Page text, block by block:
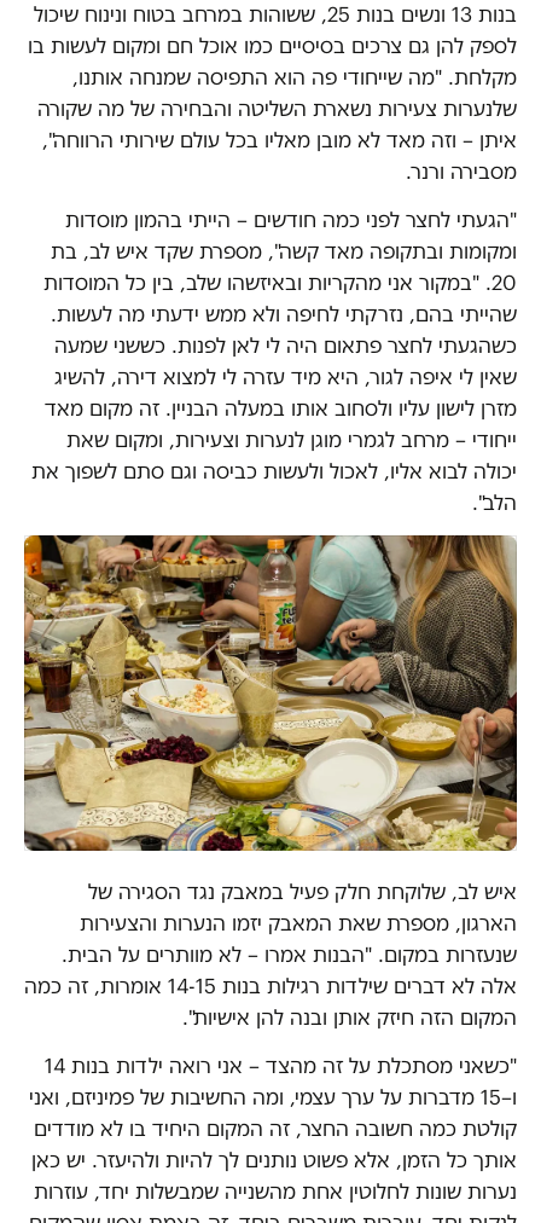
בנות 13 ונשים בנות 25, ששוהות במרחב בטוח ונינוח שיכול
לספק להן גם צרכים בסיסיים כמו אוכל חם ומקום לעשות בו
מקלחת. "מה שייחודי פה הוא התפיסה שמנחה אותנו,
שלנערות צעירות נשארת השליטה והבחירה של מה שקורה
איתן – וזה מאד לא מובן מאליו בכל עולם שירותי הרווחה",
מסבירה ורנר.
"הגעתי לחצר לפני כמה חודשים – הייתי בהמון מוסדות
ומקומות ובתקופה מאד קשה", מספרת שקד איש לב, בת
20. "במקור אני מהקריות ובאיזשהו שלב, בין כל המוסדות
שהייתי בהם, נזרקתי לחיפה ולא ממש ידעתי מה לעשות.
כשהגעתי לחצר פתאום היה לי לאן לפנות. כששני שמעה
שאין לי איפה לגור, היא מיד עזרה לי למצוא דירה, להשיג
מזרן לישון עליו ולסחוב אותו במעלה הבניין. זה מקום מאד
ייחודי – מרחב לגמרי מוגן לנערות וצעירות, ומקום שאת
יכולה לבוא אליו, לאכול ולעשות כביסה וגם סתם לשפוך את
הלב".
איש לב, שלוקחת חלק פעיל במאבק נגד הסגירה של
הארגון, מספרת שאת המאבק יזמו הנערות והצעירות
שנעזרות במקום. "הבנות אמרו – לא מוותרים על הבית.
אלה לא דברים שילדות רגילות בנות 14-15 אומרות, זה כמה
המקום הזה חיזק אותן ובנה להן אישיות".
"כשאני מסתכלת על זה מהצד – אני רואה ילדות בנות 14
ו–
15 מדברות על ערך עצמי, ומה החשיבות של פמיניזם, ואני
קולטת כמה חשובה החצר, זה המקום היחיד בו לא מודדים
אותך כל הזמן, אלא פשוט נותנים לך להיות ולהיעזר. יש כאן
נערות שונות לחלוטין אחת מהשנייה שמבשלות יחד, עוזרות